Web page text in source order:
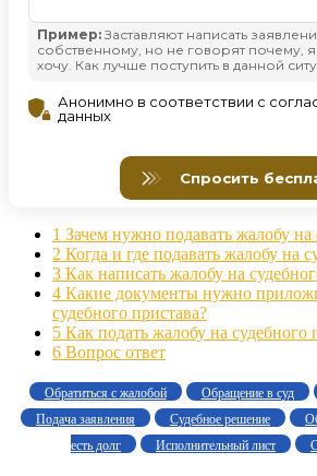
1 Зачем нужно подавать жалобу на
2 Когда и где подавать жалобу на
3 Как написать жалобу на
4 Какие документы нужно
судебного пристава?
5 Как подать жалобу на судебного
6 Вопрос ответ
Обратиться с жалобой Обращение в суд
Подача заявления
Судебное решение
есть долг
Исполнительный лист